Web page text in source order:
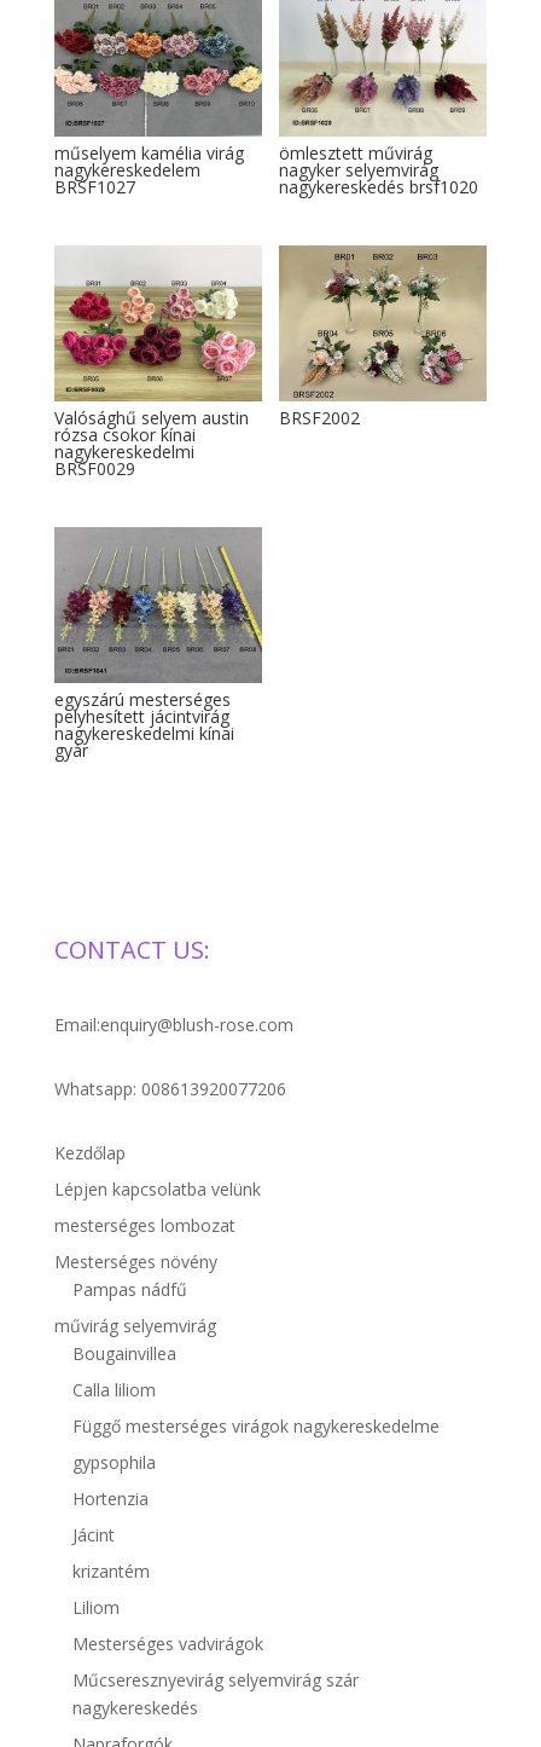
műselyem kamélia virág
nagykereskedelem
BRSF1027
ömlesztett művirág
nagyker selyemvirág
nagykereskedés brsf1020
Valósághű selyem austin
rózsa csokor kínai
nagykereskedelmi
BRSF0029
BRSF2002
egyszárú mesterséges
pelyhesített jácintvirág
nagykereskedelmi kínai
gyár
CONTACT US:
Email:enquiry@blush-rose.com
Whatsapp: 008613920077206
Kezdőlap
Lépjen kapcsolatba velünk
mesterséges lombozat
Mesterséges növény
Pampas nádfű
művirág selyemvirág
Bougainvillea
Calla liliom
Függő mesterséges virágok nagykereskedelme
gypsophila
Hortenzia
Jácint
krizantém
Liliom
Mesterséges vadvirágok
Műcseresznyevirág selyemvirág szár
nagykereskedés